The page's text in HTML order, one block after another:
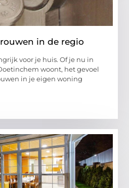
in de regio
voor je huis. Of je nu in
woont, het gevoel
in je eigen woning